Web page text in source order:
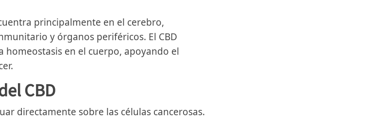
principalmente en el cerebro,
y órganos periféricos. El CBD
en el cuerpo, apoyando el
CBD
directamente sobre las células cancerosas.